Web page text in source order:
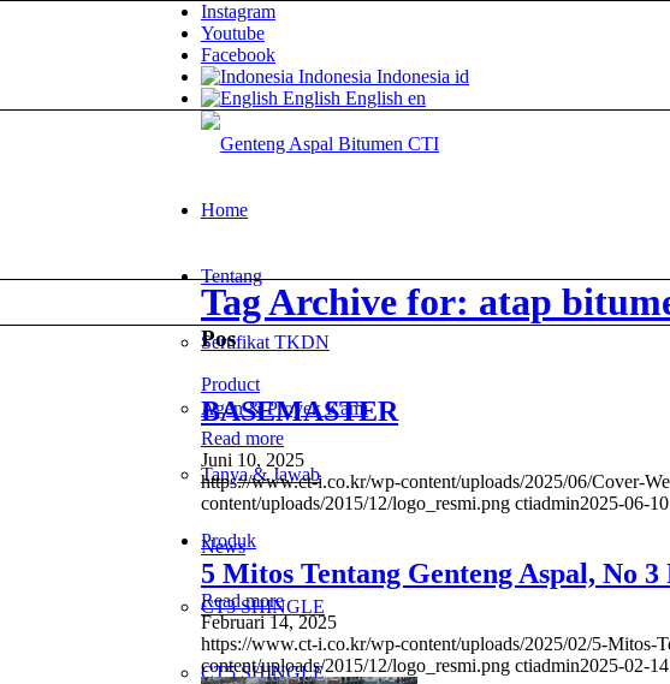
Instagram
Youtube
Facebook
Indonesia Indonesia id
English English en
Home
Tentang
Sertifikat TKDN
Agen & Proyek Kami
Tanya & Jawab
Produk
CT3 SHINGLE
CT5 SHINGLE
Tag Archive for: atap
Pos
Product
BASEMASTER
Read more
Juni 10, 2025
https://www.ct-i.co.kr/wp-content/uploads/2025/06/Cover-
content/uploads/2015/12/logo_resmi.png ctiadmin2025-06-
News
5 Mitos Tentang Genteng Aspal, No
Read more
Februari 14, 2025
https://www.ct-i.co.kr/wp-content/uploads/2025/02/5-Mitos-
content/uploads/2015/12/logo_resmi.png ctiadmin2025-02-